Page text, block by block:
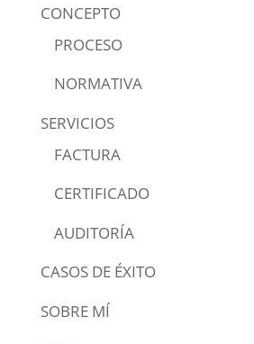
CONCEPTO
PROCESO
NORMATIVA
SERVICIOS
FACTURA
CERTIFICADO
AUDITORÍA
CASOS DE ÉXITO
SOBRE MÍ